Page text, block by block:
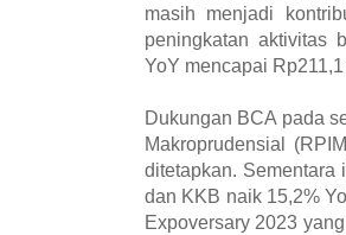
masih menjadi
peningkatan aktivitas
YoY mencapai
Dukungan BCA pada
Makroprudensial
ditetapkan. Sementara
dan KKB naik 15,2%
Expoversary 2023